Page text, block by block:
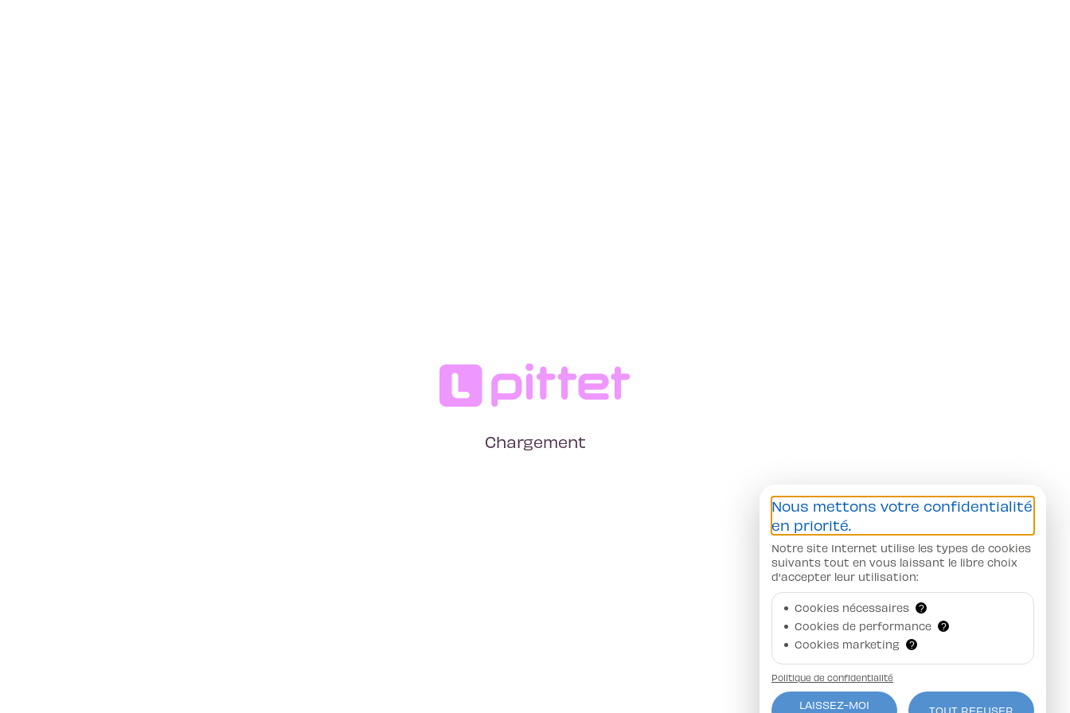
Chargement
Nous mettons votre confidentialité
en priorité.
Notre site Internet utilise les types de cookies
suivants tout en vous laissant le libre choix
d'accepter leur utilisation:
Cookies nécessaires ?
Cookies de performance ?
Cookies marketing ?
Politique de confidentialité
LAISSEZ-MOI
TOUT REFUSER